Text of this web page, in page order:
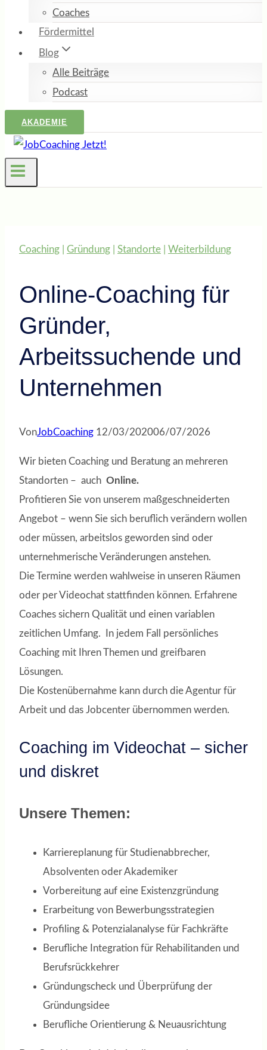
Coaches
Fördermittel
Blog
Alle Beiträge
Podcast
AKADEMIE
Coaching Gründung Standorte Weiterbildung
Online-Coaching für
Gründer,
Arbeitssuchende und
Unternehmen
VonJobCoaching 12/03/202006/07/2026
Wir bieten Coaching und Beratung an mehreren
Standorten – auch Online.
Profitieren Sie von unserem maßgeschneiderten
Angebot – wenn Sie sich beruflich verändern wollen
oder müssen, arbeitslos geworden sind oder
unternehmerische Veränderungen anstehen.
Die Termine werden wahlweise in unseren Räumen
oder per Videochat stattfinden können. Erfahrene
Coaches sichern Qualität und einen variablen
zeitlichen Umfang. In jedem Fall persönliches
Coaching mit Ihren Themen und greifbaren
Lösungen.
Die Kostenübernahme kann durch die Agentur für
Arbeit und das Jobcenter übernommen werden.
Coaching im Videochat – sicher
und diskret
Unsere Themen:
Karriereplanung für Studienabbrecher,
Absolventen oder Akademiker
Vorbereitung auf eine Existenzgründung
Erarbeitung von Bewerbungsstrategien
Profiling & Potenzialanalyse für Fachkräfte
Berufliche Integration für Rehabilitanden und
Berufsrückkehrer
Gründungscheck und Überprüfung der
Gründungsidee
Berufliche Orientierung & Neuausrichtung